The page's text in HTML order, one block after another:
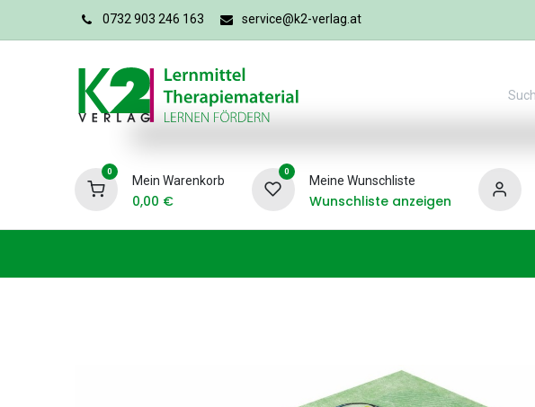
0732 903 246 163 service@k2-verlag.at
0
Mein Warenkorb
0,00 €
0
Meine Wunschliste
Wunschliste anzeigen